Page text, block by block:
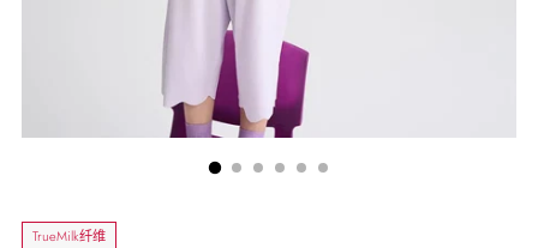
TrueMilk纤维